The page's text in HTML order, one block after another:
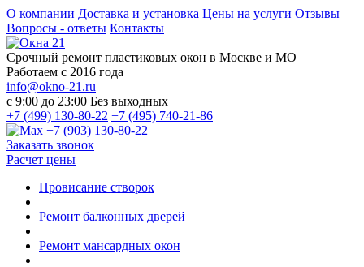
О компании Доставка и установка Цены на услуги Отзывы
Вопросы - ответы Контакты
Срочный ремонт пластиковых окон в Москве и МО
Работаем с 2016 года
info@okno-21.ru
с 9:00 до 23:00 Без выходных
+7 (499) 130-80-22 +7 (495) 740-21-86
+7 (903) 130-80-22
Заказать звонок
Расчет цены
Провисание створок
Ремонт балконных дверей
Ремонт мансардных окон